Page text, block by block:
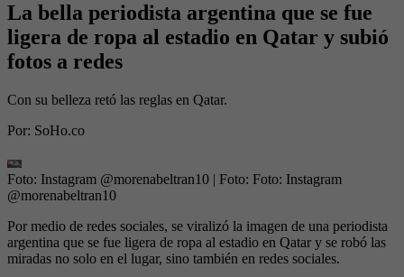
La bella periodista argentina que se fue
ligera de ropa al estadio en Qatar y subió
fotos a redes
Con su belleza retó las reglas en Qatar.
Por: SoHo.co
Foto: Instagram @morenabeltran10 | Foto: Foto: Instagram
@morenabeltran10
Por medio de redes sociales, se viralizó la imagen de una periodista
argentina que se fue ligera de ropa al estadio en Qatar y se robó las
miradas no solo en el lugar, sino también en redes sociales.